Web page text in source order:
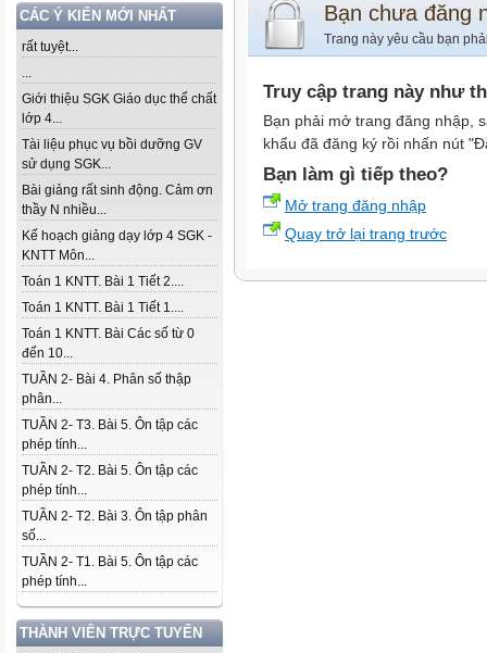
CÁC Ý KIẾN MỚI NHẤT
rất tuyệt...
...
Giới thiệu SGK Giáo dục thể chất
lớp 4...
Tài liệu phục vụ bồi dưỡng GV
sử dụng SGK...
Bài giảng rất sinh động. Cảm ơn
thầy N nhiều...
Kế hoạch giảng dạy lớp 4 SGK -
KNTT Môn...
Toán 1 KNTT. Bài 1 Tiết 2....
Toán 1 KNTT. Bài 1 Tiết 1....
Toán 1 KNTT. Bài Các số từ 0
đến 10...
TUẦN 2- Bài 4. Phân số thập
phân...
TUẦN 2- T3. Bài 5. Ôn tập các
phép tính...
TUẦN 2- T2. Bài 5. Ôn tập các
phép tính...
TUẦN 2- T2. Bài 3. Ôn tập phân
số...
TUẦN 2- T1. Bài 5. Ôn tập các
phép tính...
THÀNH VIÊN TRỰC TUYẾN
Bạn chưa đăng
Trang này yêu cầu bạn
Truy cập trang này như
Bạn phải mở trang đăng nhập,
khẩu đã đăng ký rồi nhấn nút
Bạn làm gì tiếp theo?
Mở trang đăng nhập
Quay trở lại trang trước